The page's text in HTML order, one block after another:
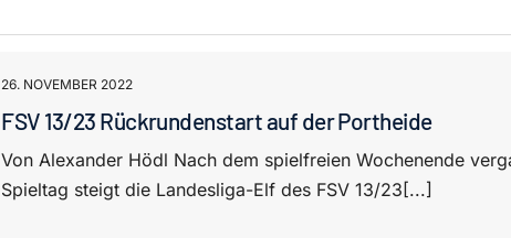
26. NOVEMBER 2022
FSV 13/23 Rückrundenstart auf der Portheide
Von Alexander Hödl Nach dem spielfreien Wochenende
Spieltag steigt die Landesliga-Elf des FSV 13/23[...]